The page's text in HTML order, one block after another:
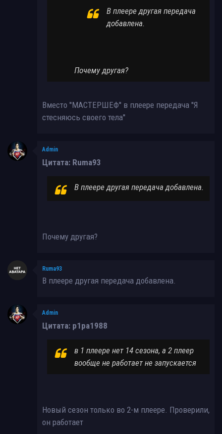
В плеере другая передача
добавлена.
Почему другая?
Вместо ''МАСТЕРШЕФ'' в плеере передача ''Я
стесняюсь своего тела''
Admin
Цитата: Ruma93
В плеере другая передача добавлена.
Почему другая?
Ruma93
В плеере другая передача добавлена.
Admin
Цитата: p1pa1988
в 1 плеере нет 14 сезона, а 2 плеер
вообще не работает не запускается
Новый сезон только во 2-м плеере. Проверили,
он работает